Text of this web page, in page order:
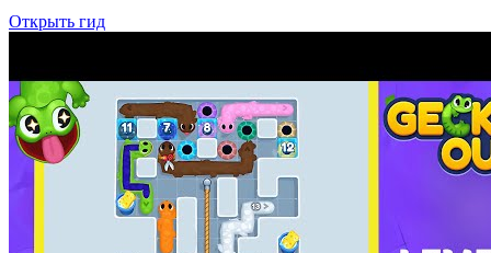
Открыть гид